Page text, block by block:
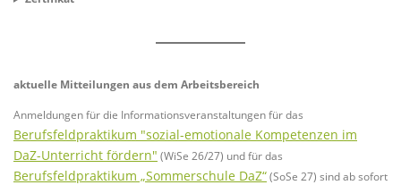
aktuelle Mitteilungen aus dem Arbeitsbereich
Anmeldungen für die Informationsveranstaltungen für das
Berufsfeldpraktikum "sozial-emotionale Kompetenzen im
DaZ-Unterricht fördern" (WiSe 26/27) und für das
Berufsfeldpraktikum „Sommerschule DaZ“(SoSe 27) sind ab sofort